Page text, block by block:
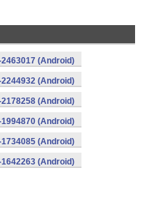
(Android)
(Android)
(Android)
(Android)
(Android)
(Android)